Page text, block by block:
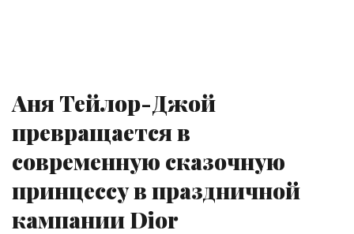
Аня Тейлор-Джой
превращается в
современную сказочную
принцессу в праздничной
кампании Dior